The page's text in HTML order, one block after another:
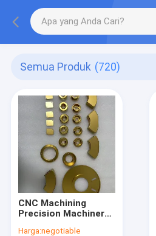
Semua Produk (720)
CNC Machining
Precision Machinery
Harga:negotiable